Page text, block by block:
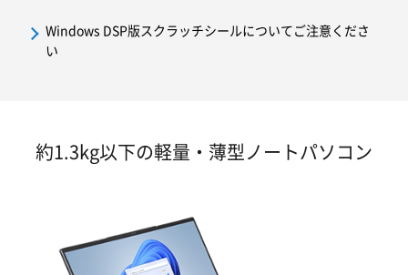
Windows DSP版スクラッチシールについてご注意くださ
い
約1.3kg以下の軽量・薄型ノートパソコン